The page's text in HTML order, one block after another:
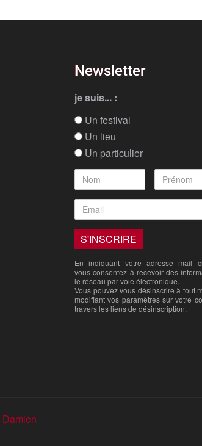
Newsletter
je suis... :
Un festival
Un lieu
Un particulier
En indiquant votre adresse mail
vous consentez à recevoir des
le réseau par voie électronique.
Vous pouvez vous désinscrire à tout
modifiant vos paramètres sur votre
travers les liens de désinscription.
Damien